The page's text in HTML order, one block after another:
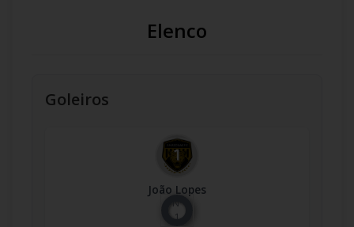
Elenco
Goleiros
João Lopes
Nº
1